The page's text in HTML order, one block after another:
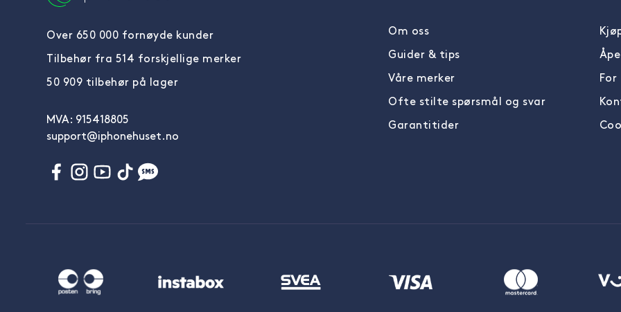
Over 650 000 fornøyde kunder
Tilbehør fra 514 forskjellige merker
50 909 tilbehør på lager
MVA: 915418805
support@iphonehuset.no
Om oss
Guider & tips
Våre merker
Ofte stilte spørsmål og svar
Garantitider